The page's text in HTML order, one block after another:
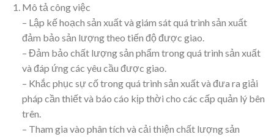
Mô tả công việc
– Lập kế hoạch sản xuất và giám sát quá trình sản xuất
đảm bảo sản lượng theo tiến độ được giao.
– Đảm bảo chất lượng sản phẩm trong quá trình sản xuất
và đáp ứng các yêu cầu được giao.
– Khắc phục sự cố trong quá trình sản xuất và đưa ra giải
pháp cần thiết và báo cáo kịp thời cho các cấp quản lý bên
trên.
– Tham gia vào phân tích và cải thiện chất lượng sản